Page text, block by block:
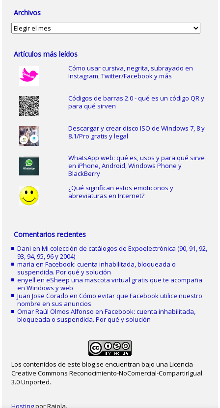
Archivos
Archivos
Artículos más leídos
Cómo usar cursiva, negrita, subrayado en
Instagram, Twitter/Facebook y más
Códigos de barras 2.0 - qué es un código QR y
para qué sirven
Descargar y crear disco ISO de Windows 7, 8 y
8.1/Pro gratis y legal
WhatsApp web: qué es, usos y para qué sirve
en iPhone, Android, Windows Phone y
BlackBerry
¿Qué significan estos emoticonos y
abreviaturas en Internet?
Comentarios recientes
Dani enMi colección de catálogos de Expoelectrónica (90, 91, 92,
93, 94, 95, 96 y 2004)
maria enFacebook: cuenta inhabilitada, bloqueada o
suspendida. Por qué y solución
enyell eneSheep una mascota virtual gratis que te acompaña
en Windows y web
Juan Jose Corado enCómo evitar que Facebook utilice nuestro
nombre en sus anuncios
Omar Raúl Olmos Alfonso enFacebook: cuenta inhabilitada,
bloqueada o suspendida. Por qué y solución
Los contenidos de este blog se encuentran bajo una Licencia
Creative Commons Reconocimiento-NoComercial-CompartirIgual
3.0 Unported.
Hostingpor Raiola.